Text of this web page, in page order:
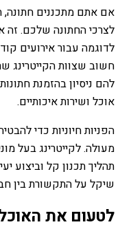
אם אתם מתכננים חתונה,
לצרכי החתונה שלכם. זה
לדוגמה עבור אירועים
חשוב שצוות הקייטרינג
להם ניסיון בהזמנת
אוכל ושירות איכותיים.
הפניות חיוניות כדי
מעולה. לקייטרינג בעל
תהליך תכנון קל וביצוע
שיקל על התקשורת בין
לטעום את